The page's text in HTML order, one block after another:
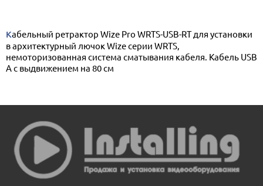
Кабельный ретрактор Wize Pro WRTS-USB-RT для установки
в архитектурный лючок Wize серии WRTS,
немоторизованная система сматывания кабеля. Кабель USB
A с выдвижением на 80 см